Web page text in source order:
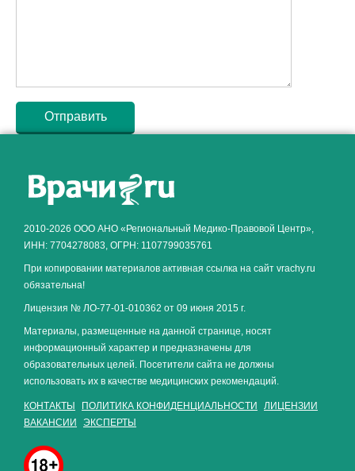
2010-2026 ООО АНО «Региональный Медико-Правовой Центр»,
ИНН: 7704278083, ОГРН: 1107799035761
При копировании материалов активная ссылка на сайт vrachy.ru
обязательна!
Лицензия № ЛО-77-01-010362 от 09 июня 2015 г.
Материалы, размещенные на данной странице, носят
информационный характер и предназначены для
образовательных целей. Посетители сайта не должны
использовать их в качестве медицинских рекомендаций.
КОНТАКТЫ ПОЛИТИКА КОНФИДЕНЦИАЛЬНОСТИ
ЛИЦЕНЗИИ
ВАКАНСИИ
ЭКСПЕРТЫ